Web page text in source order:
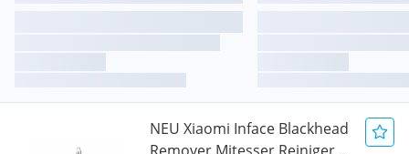
NEU Xiaomi Inface Blackhead